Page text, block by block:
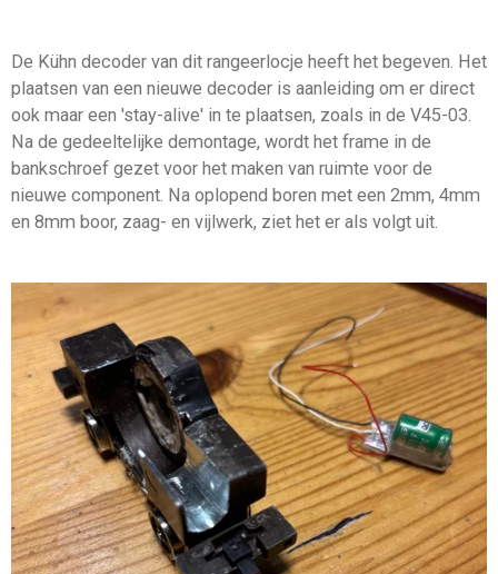
De Kühn decoder van dit rangeerlocje heeft het begeven. Het
plaatsen van een nieuwe decoder is aanleiding om er direct
ook maar een 'stay-alive' in te plaatsen, zoals in de V45-03.
Na de gedeeltelijke demontage, wordt het frame in de
bankschroef gezet voor het maken van ruimte voor de
nieuwe component. Na oplopend boren met een 2mm, 4mm
en 8mm boor, zaag- en vijlwerk, ziet het er als volgt uit.